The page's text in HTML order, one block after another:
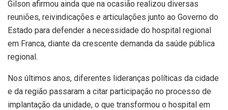
Gilson afirmou ainda que na ocasião realizou diversas
reuniões, reivindicações e articulações junto ao Governo do
Estado para defender a necessidade do hospital regional
em Franca, diante da crescente demanda da saúde pública
regional.
Nos últimos anos, diferentes lideranças políticas da cidade
e da região passaram a citar participação no processo de
implantação da unidade, o que transformou o hospital em